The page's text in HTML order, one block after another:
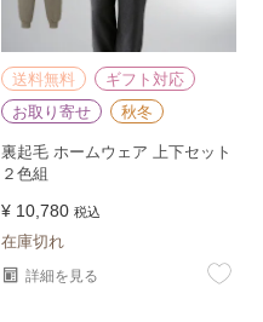
送料無料
ギフト対応
お取り寄せ
秋冬
裏起毛 ホームウェア 上下セット
２色組
¥ 10,780 税込
在庫切れ
詳細を見る